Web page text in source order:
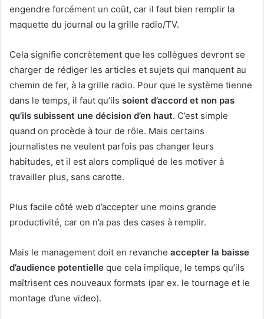
engendre forcément un coût, car il faut bien remplir la
maquette du journal ou la grille radio/TV.
Cela signifie concrètement que les collègues devront se
charger de rédiger les articles et sujets qui manquent au
chemin de fer, à la grille radio. Pour que le système tienne
dans le temps, il faut qu’ils soient d’accord et non pas
qu’ils subissent une décision d’en haut. C’est simple
quand on procède à tour de rôle. Mais certains
journalistes ne veulent parfois pas changer leurs
habitudes, et il est alors compliqué de les motiver à
travailler plus, sans carotte.
Plus facile côté web d’accepter une moins grande
productivité, car on n’a pas des cases à remplir.
Mais le management doit en revanche accepter la baisse
d’audience potentielle que cela implique, le temps qu’ils
maîtrisent ces nouveaux formats (par ex. le tournage et le
montage d’une video).